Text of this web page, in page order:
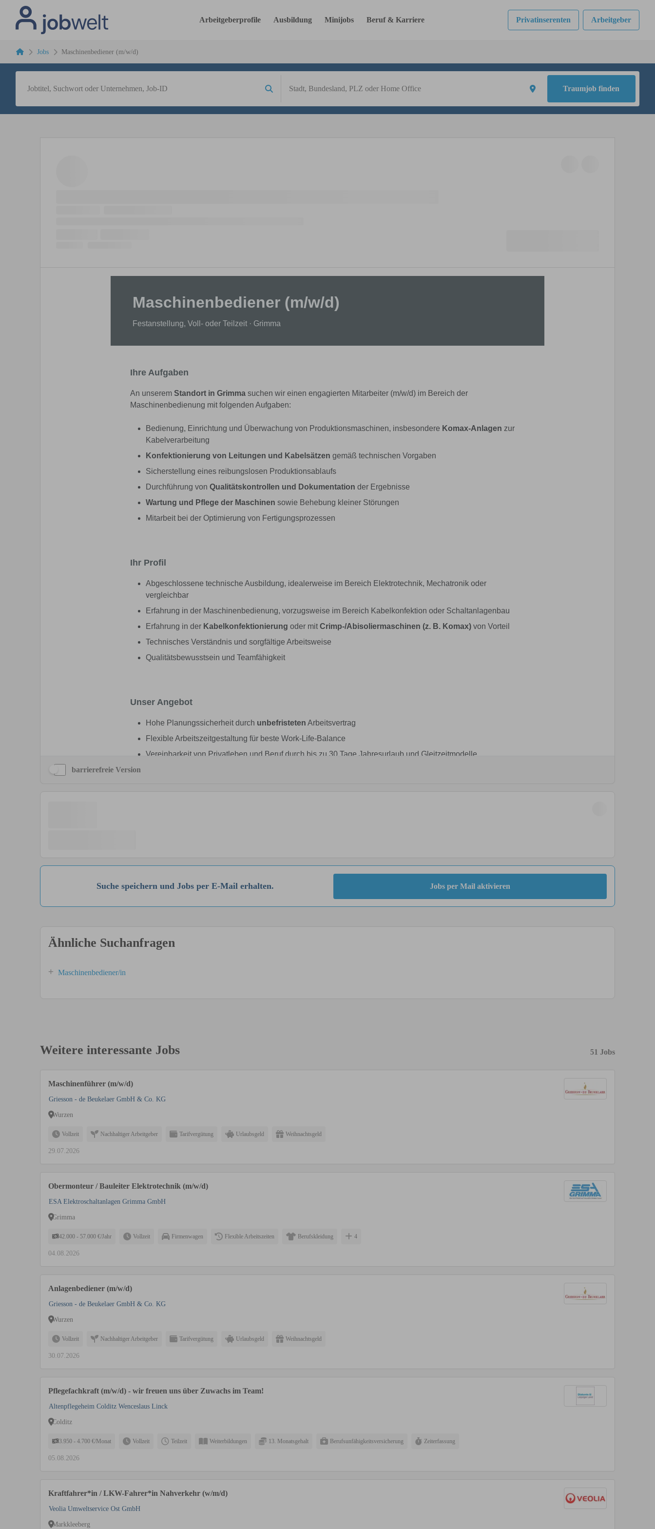
Arbeitgeberprofile Ausbildung Minijobs Beruf & Karriere Privatinserenten Arbeitgeber
Jobs Maschinenbediener (m/w/d)
Traumjob finden
barrierefreie Version
Suche speichern und Jobs per E-Mail erhalten. Jobs per Mail aktivieren
Ähnliche Suchanfragen
Maschinenbediener/in
Weitere interessante Jobs 51 Jobs
Maschinenführer (m/w/d)
Griesson - de Beukelaer GmbH & Co. KG
Wurzen
Vollzeit Nachhaltiger Arbeitgeber Tarifvergütung Urlaubsgeld Weihnachtsgeld
29.07.2026
Obermonteur / Bauleiter Elektrotechnik (m/w/d)
ESA Elektroschaltanlagen Grimma GmbH
Grimma
42.000 - 57.000 €/Jahr Vollzeit Firmenwagen Flexible Arbeitszeiten Berufskleidung 4
04.08.2026
Anlagenbediener (m/w/d)
Griesson - de Beukelaer GmbH & Co. KG
Wurzen
Vollzeit Nachhaltiger Arbeitgeber Tarifvergütung Urlaubsgeld Weihnachtsgeld
30.07.2026
Pflegefachkraft (m/w/d) - wir freuen uns über Zuwachs im Team!
Altenpflegeheim Colditz Wenceslaus Linck
Colditz
3.950 - 4.700 €/Monat Vollzeit Teilzeit Weiterbildungen 13. Monatsgehalt Berufsunfähigkeitsversicherung Zeiterfassung
05.08.2026
Kraftfahrer*in / LKW-Fahrer*in Nahverkehr (w/m/d)
Veolia Umweltservice Ost GmbH
Markkleeberg